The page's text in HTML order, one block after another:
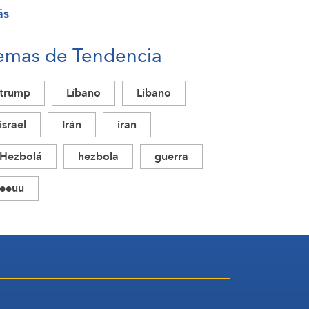
de Tendencia
trump Líbano
Libano
israel
Irán
iran
Hezbolá
hezbola
guerra
eeuu